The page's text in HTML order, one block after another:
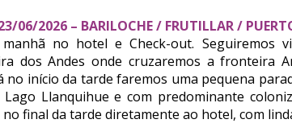
06/2026 – BARILOCHE / FRUTILLAR /
no hotel e Check-out. Seguiremos
dos Andes onde cruzaremos a fronteira
no início da tarde faremos uma pequena
Llanquihue e com predominante
no final da tarde diretamente ao hotel, com